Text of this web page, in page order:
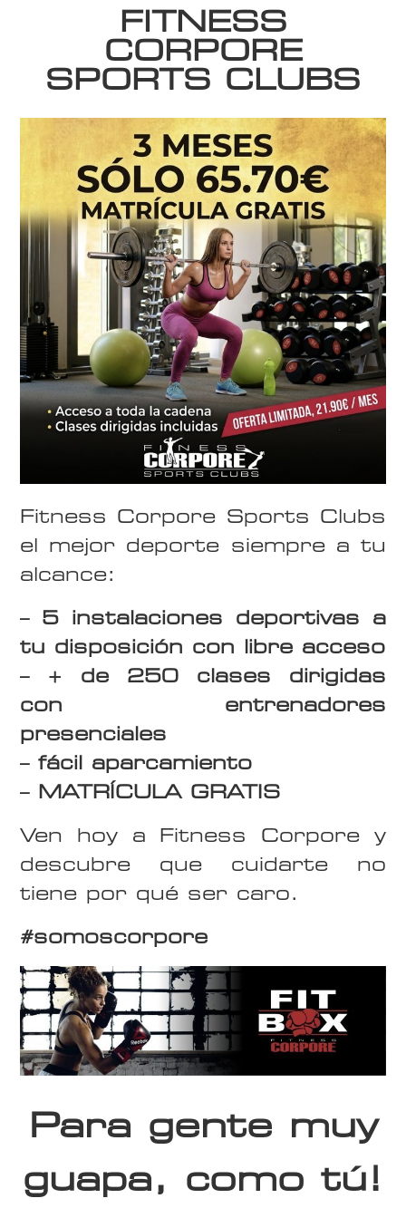
FITNESS
CORPORE
SPORTS CLUBS
Fitness Corpore Sports Clubs
el mejor deporte siempre a tu
alcance:
– 5 instalaciones deportivas a
tu disposición con libre acceso
– + de 250 clases dirigidas
con entrenadores
presenciales
– fácil aparcamiento
– MATRÍCULA GRATIS
Ven hoy a Fitness Corpore y
descubre que cuidarte no
tiene por qué ser caro.
#somoscorpore
Para gente muy
guapa, como tú!